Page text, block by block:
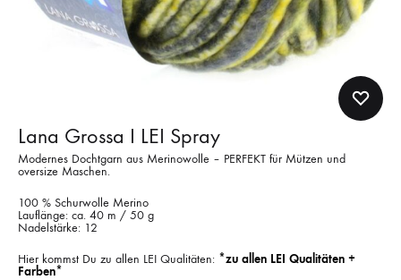
Lana Grossa I LEI Spray
Modernes Dochtgarn aus Merinowolle – PERFEKT für Mützen und
oversize Maschen.
100 % Schurwolle Merino
Lauflänge: ca. 40 m / 50 g
Nadelstärke: 12
Hier kommst Du zu allen LEI Qualitäten: *zu allen LEI Qualitäten +
Farben*